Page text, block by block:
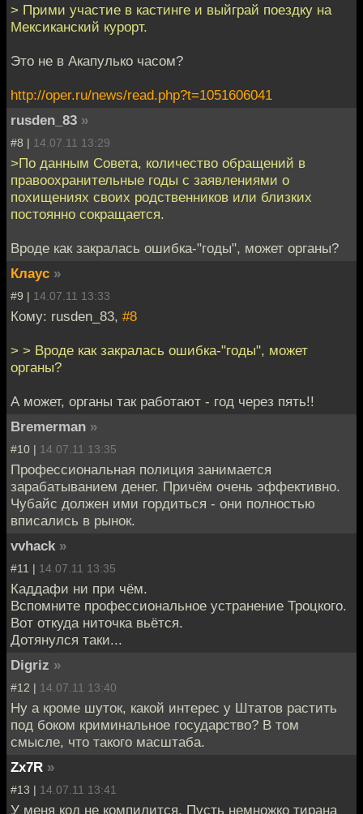
> Прими участие в кастинге и выйграй поездку на
Мексиканский курорт.
Это не в Акапулько часом?
http://oper.ru/news/read.php?t=1051606041
rusden_83 »
#8 | 14.07.11 13:29
>По данным Совета, количество обращений в
правоохранительные годы с заявлениями о
похищениях своих родственников или близких
постоянно сокращается.
Вроде как закралась ошибка-"годы", может органы?
Клаус »
#9 | 14.07.11 13:33
Кому: rusden_83, #8
> > Вроде как закралась ошибка-"годы", может
органы?
А может, органы так работают - год через пять!!
Bremerman »
#10 | 14.07.11 13:35
Профессиональная полиция занимается
зарабатыванием денег. Причём очень эффективно.
Чубайс должен ими гордиться - они полностью
вписались в рынок.
vvhack »
#11 | 14.07.11 13:35
Каддафи ни при чём.
Вспомните профессиональное устранение Троцкого.
Вот откуда ниточка вьётся.
Дотянулся таки...
Digriz »
#12 | 14.07.11 13:40
Ну а кроме шуток, какой интерес у Штатов растить
под боком криминальное государство? В том
смысле, что такого масштаба.
Zx7R »
#13 | 14.07.11 13:41
У меня код не компилится. Пусть немножко тирана